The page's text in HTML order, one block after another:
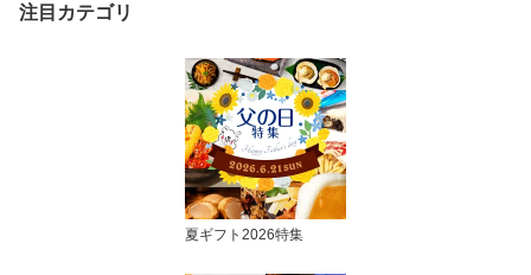
注目カテゴリ
夏ギフト2026特集